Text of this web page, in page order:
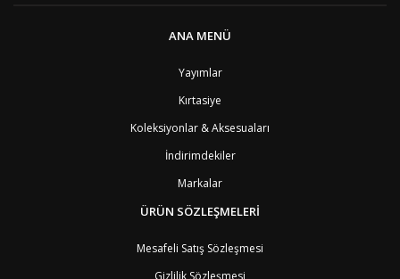
ANA MENÜ
Yayımlar
Kırtasiye
Koleksiyonlar & Aksesuaları
İndirimdekiler
Markalar
ÜRÜN SÖZLEŞMELERİ
Mesafeli Satış Sözleşmesi
Gizlilik Sözleşmesi